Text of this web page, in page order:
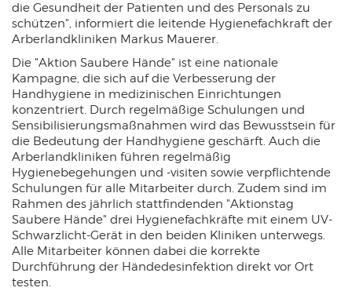
die Gesundheit der Patienten und des Personals zu
schützen", informiert die leitende Hygienefachkraft der
Arberlandkliniken Markus Mauerer.
Die "Aktion Saubere Hände" ist eine nationale
Kampagne, die sich auf die Verbesserung der
Handhygiene in medizinischen Einrichtungen
konzentriert. Durch regelmäßige Schulungen und
Sensibilisierungsmaßnahmen wird das Bewusstsein für
die Bedeutung der Handhygiene geschärft. Auch die
Arberlandkliniken führen regelmäßig
Hygienebegehungen und -visiten sowie verpflichtende
Schulungen für alle Mitarbeiter durch. Zudem sind im
Rahmen des jährlich stattfindenden "Aktionstag
Saubere Hände" drei Hygienefachkräfte mit einem UV-
Schwarzlicht-Gerät in den beiden Kliniken unterwegs.
Alle Mitarbeiter können dabei die korrekte
Durchführung der Händedesinfektion direkt vor Ort
testen.
1 Jahr
Um Inhalte von Videoplattformen und Social
Media Plattformen anzeigen zu können,
werden von diesen externen Medien
Cookies gesetzt.
YouTube
Name:
_ysc
Anbieter:
Google Ireland Limited
Zweck:
Dient der Datenverarbeitung während des ausführen von Videos